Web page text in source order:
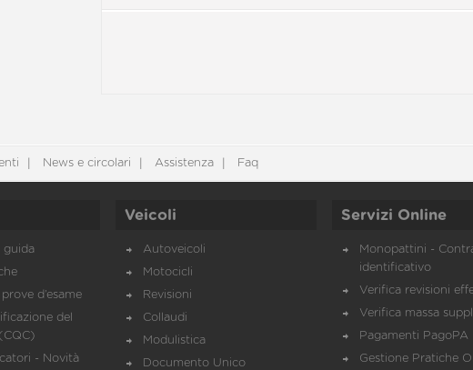
News e circolari Assistenza Faq
guida
d’esame
del
- Novità
Veicoli
Autoveicoli
Motocicli
Revisioni
Collaudi
Modulistica
Documento Unico
Servizi Online
Monopattini -
identificativo
Verifica revisioni
Verifica massa
Pagamenti PagoPA
Gestione Pratiche